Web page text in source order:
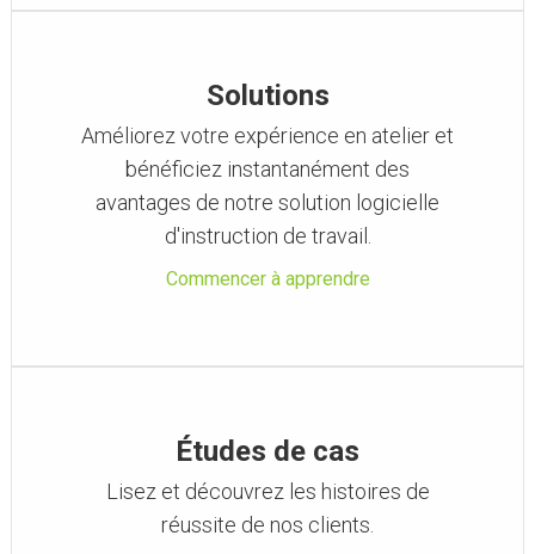
Solutions
Améliorez votre expérience en atelier et
bénéficiez instantanément des
avantages de notre solution logicielle
d'instruction de travail.
Commencer à apprendre
Études de cas
Lisez et découvrez les histoires de
réussite de nos clients.